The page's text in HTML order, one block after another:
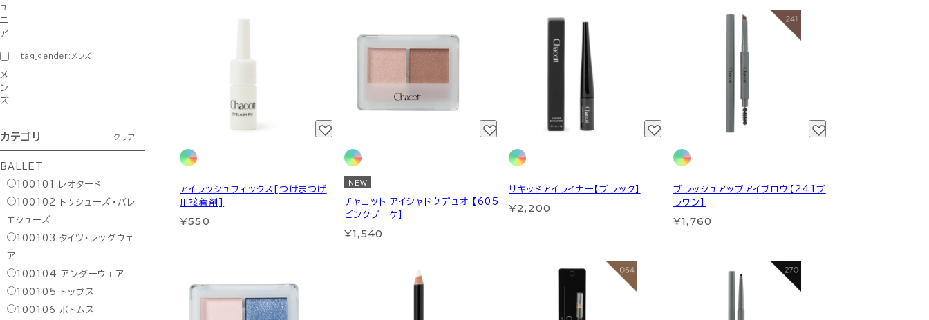
ュ
ニ
ア
tag_gender:メンズ
メ
ン
ズ
カテゴリ クリア
BALLET
100101
レオタード
100102
トゥシューズ・バレ
エシューズ
100103 タイツ・レッグウェ
ア
100104 アンダーウェア
100105
トップス
100106
ボトムス
アイラッシュフィックス[つけまつげ
用接着剤]
¥550
NEW
チャコット アイシャドウデュオ 【605
ピンクブーケ】
¥1,540
リキッドアイライナー【ブラック】
¥2,200
ブラッシュアップアイブロウ【241ブ
ラウン】
¥1,760